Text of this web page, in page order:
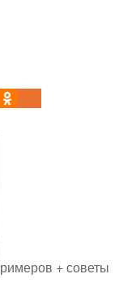
+ советы